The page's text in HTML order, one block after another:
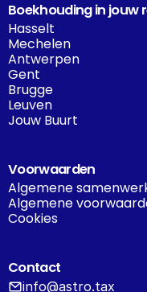
Boekhouding in jouw
Hasselt
Mechelen
Antwerpen
Gent
Brugge
Leuven
Jouw Buurt
Voorwaarden
Algemene
Algemene
Cookies
Contact
info@astro.tax